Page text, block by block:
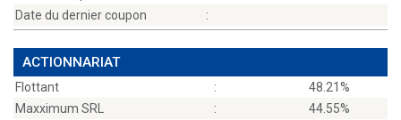
Date du dernier coupon
:
ACTIONNARIAT
Flottant :
48.21%
Maxximum SRL
:
44.55%